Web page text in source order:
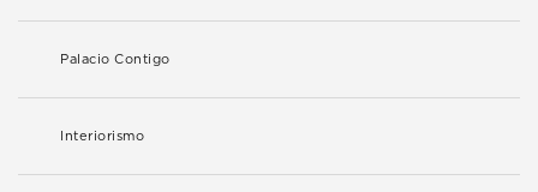
Palacio Contigo
Interiorismo